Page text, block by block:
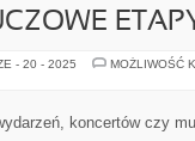
- 20 - 2025
MOŻLIWOŚĆ
koncertów czy